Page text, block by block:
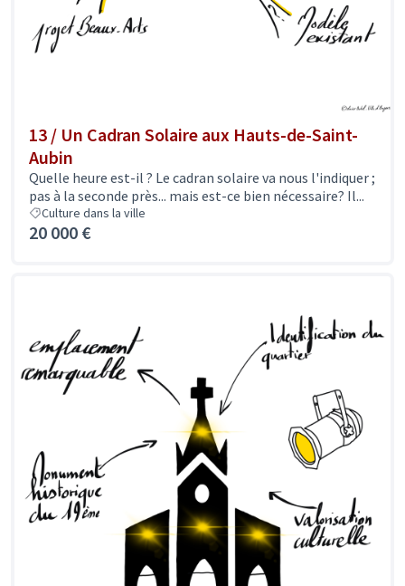
13 / Un Cadran Solaire aux Hauts-de-Saint-
Aubin
Quelle heure est-il ? Le cadran solaire va nous l'indiquer ;
pas à la seconde près... mais est-ce bien nécessaire? Il...
Culture dans la ville
20 000 €